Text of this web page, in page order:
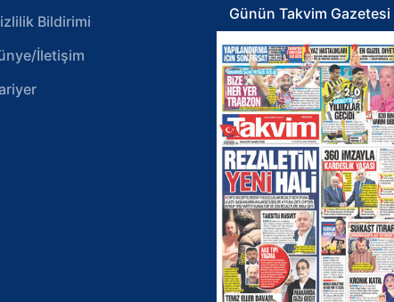
Bildirimi
İletişim
Günün Takvim Gazetesi